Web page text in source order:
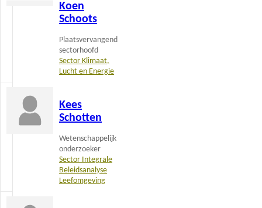
Koen
Schoots
Plaatsvervangend
sectorhoofd
Sector Klimaat,
Lucht en Energie
Kees
Schotten
Wetenschappelijk
onderzoeker
Sector Integrale
Beleidsanalyse
Leefomgeving